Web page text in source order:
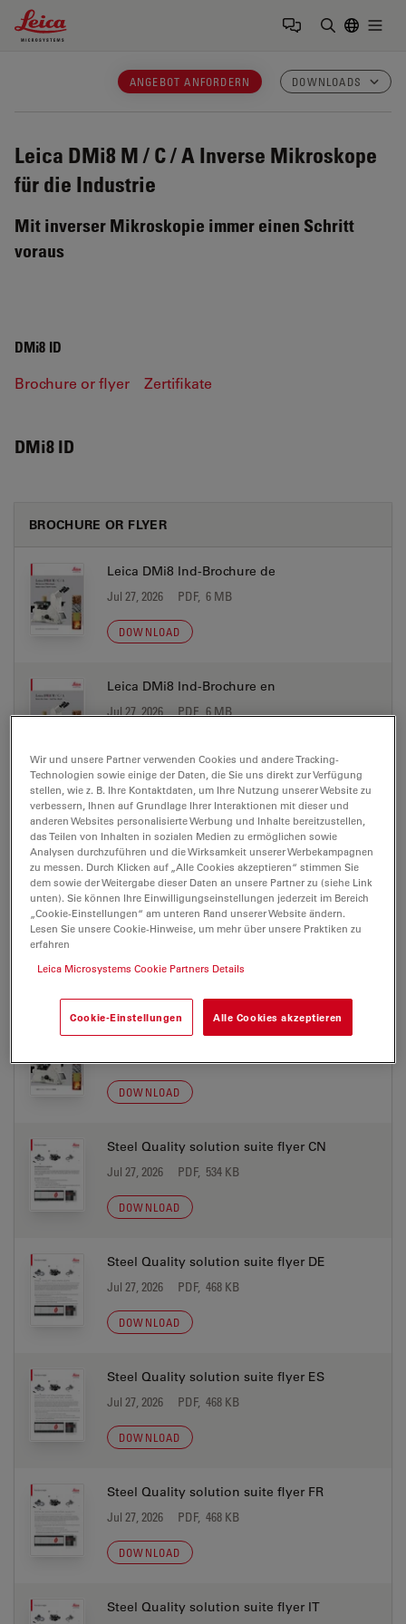
Leica Microsystems Logo
ANGEBOT ANFORDERN DOWNLOADS
Leica DMi8 M / C / A Inverse Mikroskope
für die Industrie
Mit inverser Mikroskopie immer einen Schritt
voraus
DMi8 ID
Brochure or flyer Zertifikate
DMi8 ID
BROCHURE OR FLYER
Leica DMi8 Ind-Brochure de
Jul 27, 2026 PDF, 6 MB
DOWNLOAD
Leica DMi8 Ind-Brochure en
Jul 27, 2026 PDF, 6 MB
Leica DMi8 Ind-Brochure es
Jul 27, 2026 PDF, 2 MB
DOWNLOAD
Leica DMi8 Ind-Brochure it
DOWNLOAD
Leica DMi8 Ind-Brochure jp
DOWNLOAD
Steel Quality solution suite flyer CN
Jul 27, 2026 PDF, 534 KB
DOWNLOAD
Steel Quality solution suite flyer DE
Jul 27, 2026 PDF, 468 KB
DOWNLOAD
Steel Quality solution suite flyer ES
Jul 27, 2026 PDF, 468 KB
DOWNLOAD
Steel Quality solution suite flyer FR
Jul 27, 2026 PDF, 468 KB
DOWNLOAD
Steel Quality solution suite flyer IT
Wir und unsere Partner verwenden Cookies und andere Tracking-
Technologien sowie einige der Daten, die Sie uns direkt zur Verfügung
stellen, wie z. B. Ihre Kontaktdaten, um Ihre Nutzung unserer Website zu
verbessern, Ihnen auf Grundlage Ihrer Interaktionen mit dieser und
anderen Websites personalisierte Werbung und Inhalte bereitzustellen,
das Teilen von Inhalten in sozialen Medien zu ermöglichen sowie
Analysen durchzuführen und die Wirksamkeit unserer Werbekampagnen
zu messen. Durch Klicken auf „Alle Cookies akzeptieren“ stimmen Sie
dem sowie der Weitergabe dieser Daten an unsere Partner zu (siehe Link
unten). Sie können Ihre Einwilligungseinstellungen jederzeit im Bereich
„Cookie-Einstellungen“ am unteren Rand unserer Website ändern.
Lesen Sie unsere Cookie-Hinweise, um mehr über unsere Praktiken zu
erfahren
Leica Microsystems Cookie Partners Details
Cookie-Einstellungen Alle Cookies akzeptieren